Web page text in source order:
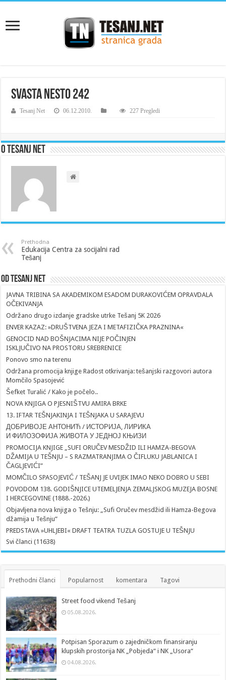
svasta nesto 242
Tesanj Net 06.12.2010. 227 Pregledi
O Tesanj Net
Prethodna
Edukacija Centra za socijalni rad
Tešanj
Od Tesanj Net
JAVNA TRIBINA SA AKADEMIKOM ESADOM DURAKOVIĆEM OPRAVDALA
OČEKIVANJA
Održano drugo izdanje gradske utrke Tešanj 5K 2026
ENVER KAZAZ: »DRUŠTVENA JEZA I METAFIZIČKA PRAZNINA«
GENOCID NAD BOŠNJACIMA NIJE POČINJEN
ISKLJUČIVO NA PROSTORU SREBRENICE
Ponovo smo na terenu
Održana promocija knjige Radost otkrivanja: tešanjski razgovori autora
Momčilo Spasojević
Šefket Turalić / Kako je počelo..
NOVA KNJIGA O PJESNIŠTVU AMIRA BRKE
13. IFTAR TEŠNJAKINJA I TEŠNJAKA U SARAJEVU
ДОБРИВОЈЕ АНТОНИЋ / ИСТОРИЈА, ЛИРИКА
И ФИЛОЗОФИЈА ЖИВОТА У ЈЕДНОЈ КЊИЗИ
PROMOCIJA KNJIGE „SUFI ORUČEV MESDŽID ILI HAMZA-BEGOVA
DŽAMIJA U TEŠNJU – S RAZMATRANJIMA O ČIFLUKU JABLANICA I
ČAGLJEVIĆI”
MOMČILO SPASOJEVIĆ / TEŠANJ JE UVIJEK IMAO NEKO DOBRO U SEBI
POVODOM 138. GODIŠNJICE UTEMELJENJA ZEMALJSKOG MUZEJA BOSNE
I HERCEGOVINE (1888.-2026.)
Objavljena nova knjiga o Tešnju: „Sufi Oručev mesdžid ili Hamza-Begova
džamija u Tešnju“
PREDSTAVA »UHLJEBI« DRAFT TEATRA TUZLA GOSTUJE U TEŠNJU
Svi članci (11638)
Prethodni članci Popularnost komentara Tagovi
Street food vikend Tešanj
05.08.2026.
Potpisan Sporazum o zajedničkom finansiranju
klupskih prostorija NK „Pobjeda“ i NK „Usora“
04.08.2026.